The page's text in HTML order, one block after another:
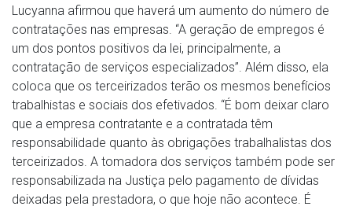
Lucyanna afirmou que haverá um aumento do número de
contratações nas empresas. “A geração de empregos é
um dos pontos positivos da lei, principalmente, a
contratação de serviços especializados”. Além disso, ela
coloca que os terceirizados terão os mesmos benefícios
trabalhistas e sociais dos efetivados. “É bom deixar claro
que a empresa contratante e a contratada têm
responsabilidade quanto às obrigações trabalhalistas dos
terceirizados. A tomadora dos serviços também pode ser
responsabilizada na Justiça pelo pagamento de dívidas
deixadas pela prestadora, o que hoje não acontece. É